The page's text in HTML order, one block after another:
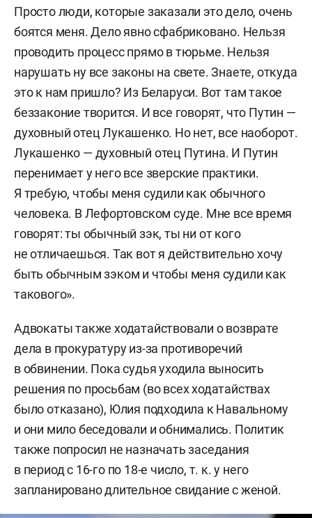
Просто люди, которые заказали это дело, очень
боятся меня. Дело явно сфабриковано. Нельзя
проводить процесс прямо в тюрьме. Нельзя
нарушать ну все законы на свете. Знаете, откуда
это к нам пришло? Из Беларуси. Вот там такое
беззаконие творится. И все говорят, что Путин —
духовный отец Лукашенко. Но нет, все наоборот.
Лукашенко — духовный отец Путина. И Путин
перенимает у него все зверские практики.
Я требую, чтобы меня судили как обычного
человека. В Лефортовском суде. Мне все время
говорят: ты обычный зэк, ты ни от кого
не отличаешься. Так вот я действительно хочу
быть обычным зэком и чтобы меня судили как
такового».
Адвокаты также ходатайствовали о возврате
дела в прокуратуру из-за противоречий
в обвинении. Пока судья уходила выносить
решения по просьбам (во всех ходатайствах
было отказано), Юлия подходила к Навальному
и они мило беседовали и обнимались. Политик
также попросил не назначать заседания
в период с 16-го по 18-е число, т. к. у него
запланировано длительное свидание с женой.